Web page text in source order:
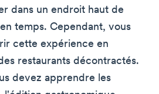
dans un endroit haut de
temps. Cependant, vous
cette expérience en
restaurants décontractés.
devez apprendre les